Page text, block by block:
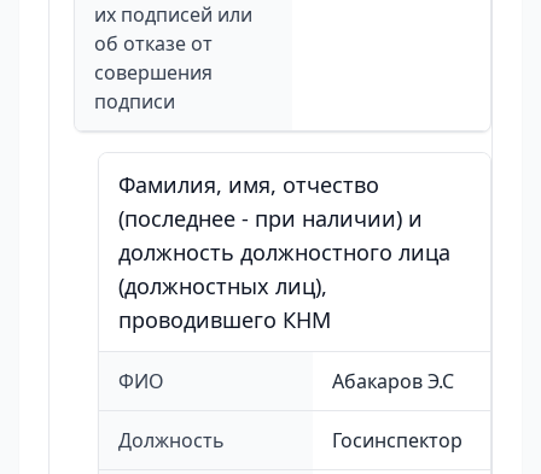
их подписей или
об отказе от
совершения
подписи
Фамилия, имя, отчество
(последнее - при наличии) и
должность должностного лица
(должностных лиц),
проводившего КНМ
ФИО Абакаров Э.С
Должность Госинспектор